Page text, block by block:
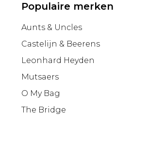
Populaire merken
Aunts & Uncles
Castelijn & Beerens
Leonhard Heyden
Mutsaers
O My Bag
The Bridge